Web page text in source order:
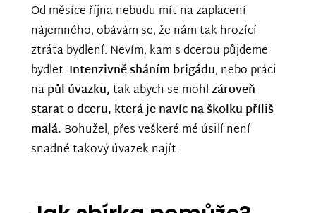
Od měsíce října nebudu mít na zaplacení
nájemného, obávám se, že nám tak hrozící
ztráta bydlení. Nevím, kam s dcerou půjdeme
bydlet. Intenzivně sháním brigádu, nebo práci
napůl úvazku,tak abych se mohlzároveň
starat o dceru, která je navíc na školku příliš
malá. Bohužel, přes veškeré mé úsilí není
snadné takový úvazek najít.